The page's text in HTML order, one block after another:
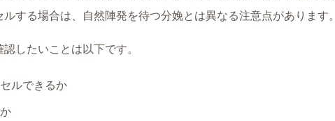
する場合は、自然陣発を待つ分娩とは異なる注意点があります。
したいことは以下です。
ルできるか